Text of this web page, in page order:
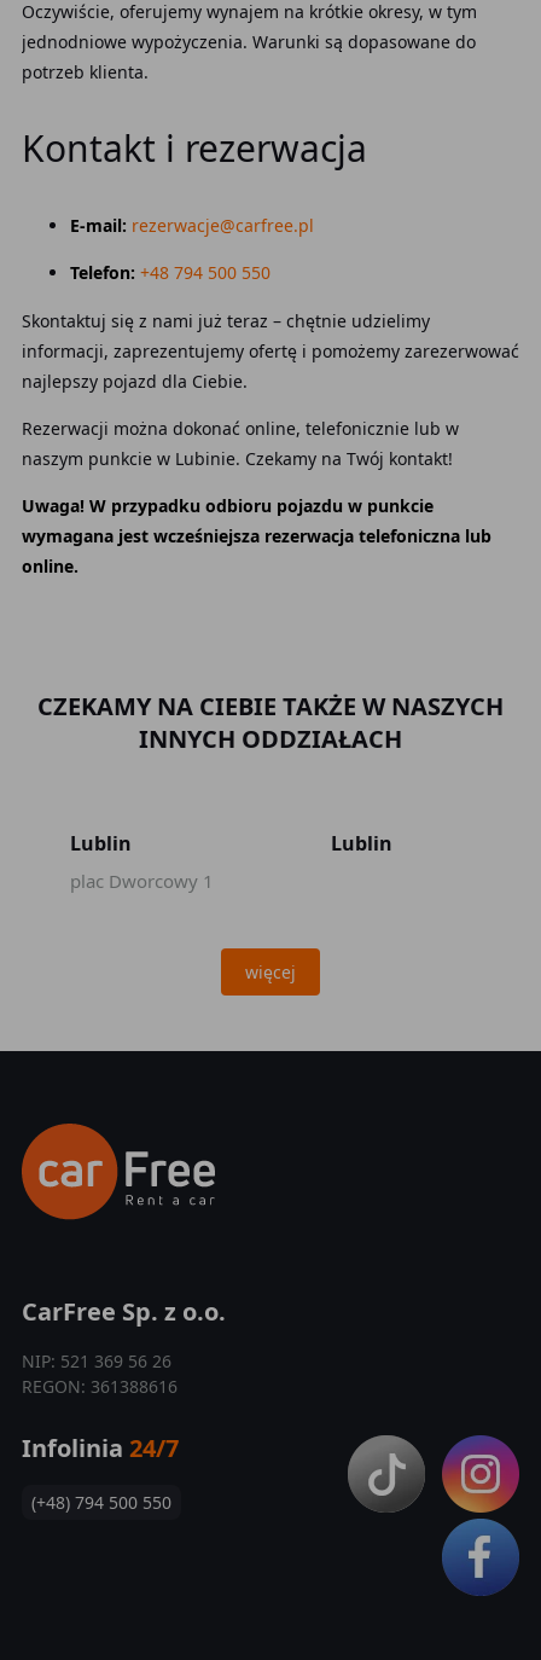
Oczywiście, oferujemy wynajem na krótkie okresy, w tym
jednodniowe wypożyczenia. Warunki są dopasowane do
potrzeb klienta.
Kontakt i rezerwacja
E-mail: rezerwacje@carfree.pl
Telefon: +48 794 500 550
Skontaktuj się z nami już teraz – chętnie udzielimy
informacji, zaprezentujemy ofertę i pomożemy zarezerwować
najlepszy pojazd dla Ciebie.
Rezerwacji można dokonać online, telefonicznie lub w
naszym punkcie w Lubinie. Czekamy na Twój kontakt!
Uwaga! W przypadku odbioru pojazdu w punkcie
wymagana jest wcześniejsza rezerwacja telefoniczna lub
online.
CZEKAMY NA CIEBIE TAKŻE W NASZYCH
INNYCH ODDZIAŁACH
Lublin
plac Dworcowy 1
Lublin
więcej
CarFree Sp. z o.o.
NIP: 521 369 56 26
REGON: 361388616
Infolinia 24/7
(+48) 794 500 550